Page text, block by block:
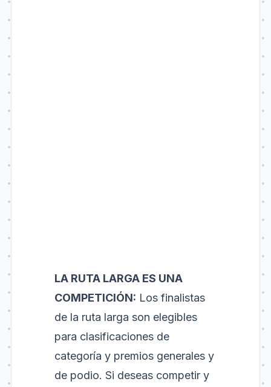
LA RUTA LARGA ES UNA
COMPETICIÓN: Los finalistas
de la ruta larga son elegibles
para clasificaciones de
categoría y premios generales y
de podio. Si deseas competir y